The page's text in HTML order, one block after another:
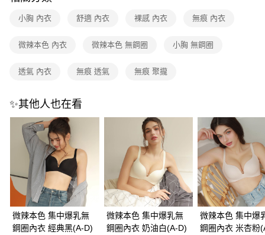
每筆NT$80，滿NT$1,500(含以上)免運費
物流宅配
間）
海外宅配 查看運費
小胸 內衣 舒適 內衣 裸感 內衣 無痕 內衣
微辣本色 內衣 微辣本色 無鋼圈 小胸 無鋼圈
透氣 內衣 無痕 透氣 無痕 聚攏
✨其他人也在看
微辣本色 集中爆乳無
鋼圈內衣 經典黑(A-D)
微辣本色 集中爆乳無
鋼圈內衣 奶油白(A-D)
微辣本色 集中爆
鋼圈內衣 米杏粉